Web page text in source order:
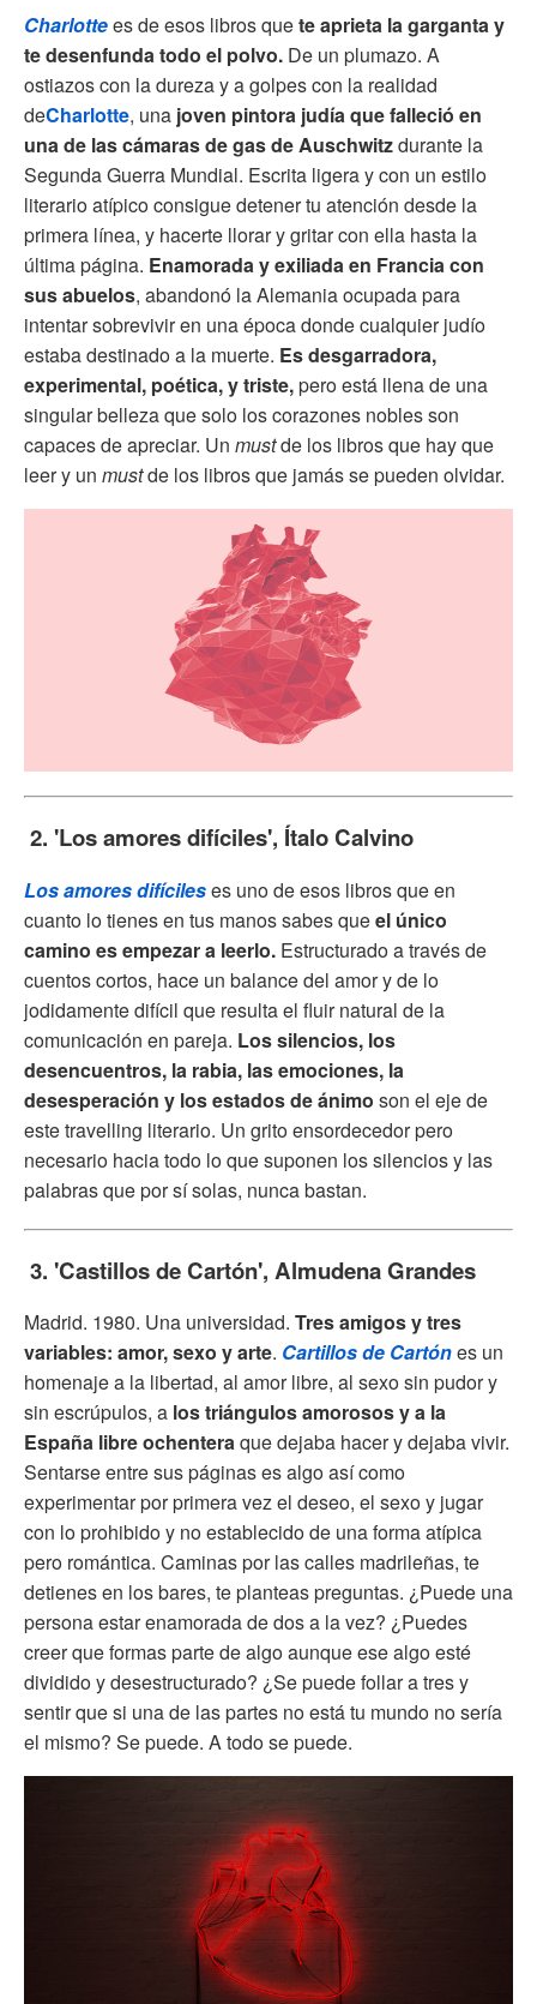
Charlottees de esos libros quete aprieta la garganta y
te desenfunda todo el polvo. De un plumazo. A
ostiazos con la dureza y a golpes con la realidad
deCharlotte, una joven pintora judía que falleció en
una de las cámaras de gas de Auschwitzdurante la
Segunda Guerra Mundial. Escrita ligera y con un estilo
literario atípico consigue detener tu atención desde la
primera línea, y hacerte llorar y gritar con ella hasta la
última página. Enamorada y exiliada en Francia con
sus abuelos, abandonó la Alemania ocupada para
intentar sobrevivir en una época donde cualquier judío
estaba destinado a la muerte. Es desgarradora,
experimental, poética, y triste,pero está llena de una
singular belleza que solo los corazones nobles son
capaces de apreciar. Un mustde los libros que hay que
leer y un mustde los libros que jamás se pueden olvidar.
2. 'Los amores difíciles', Ítalo Calvino
Los amores difícileses uno de esos libros que en
cuanto lo tienes en tus manos sabes queel único
camino es empezar a leerlo. Estructurado a través de
cuentos cortos, hace un balance del amor y de lo
jodidamente difícil que resulta el fluir natural de la
comunicación en pareja. Los silencios, los
desencuentros, la rabia, las emociones, la
desesperación y los estados de ánimo son el eje de
este travelling literario. Un grito ensordecedor pero
necesario hacia todo lo que suponen los silencios y las
palabras que por sí solas, nunca bastan.
3. 'Castillos de Cartón', Almudena Grandes
Madrid. 1980. Una universidad. Tres amigos y tres
variables: amor, sexo y arte. Cartillos de Cartónes un
homenaje a la libertad, al amor libre, al sexo sin pudor y
sin escrúpulos, a los triángulos amorosos y a la
España libre ochenteraque dejaba hacer y dejaba vivir.
Sentarse entre sus páginas es algo así como
experimentar por primera vez el deseo, el sexo y jugar
con lo prohibido y no establecido de una forma atípica
pero romántica. Caminas por las calles madrileñas, te
detienes en los bares, te planteas preguntas. ¿Puede una
persona estar enamorada de dos a la vez? ¿Puedes
creer que formas parte de algo aunque ese algo esté
dividido y desestructurado? ¿Se puede follar a tres y
sentir que si una de las partes no está tu mundo no sería
el mismo? Se puede. A todo se puede.